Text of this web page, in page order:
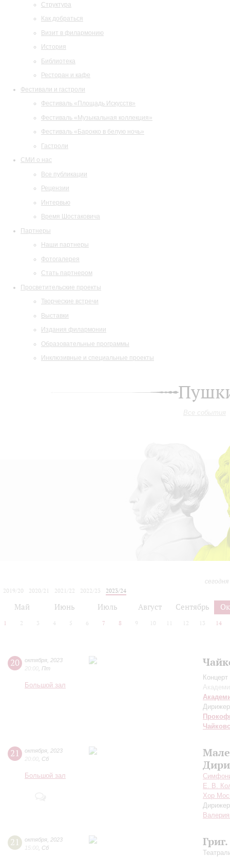
Структура
Как добраться
Визит в филармонию
История
Библиотека
Ресторан и кафе
Фестивали и гастроли
Фестиваль «Площадь Искусств»
Фестиваль «Музыкальная коллекция»
Фестиваль «Барокко в белую ночь»
Гастроли
СМИ о нас
Все публикации
Рецензии
Интервью
Время Шостаковича
Партнеры
Наши партнеры
Фотогалерея
Стать партнером
Просветительские проекты
Творческие встречи
Выставки
Издания филармонии
Образовательные программы
Инклюзивные и специальные проекты
Все события
2019/20
2020/21 2021/22 2022/23
2023/24
Май Июнь Июль Август Сентябрь
1 2 3 4 5 6 7 8 9 10 12 13 14
20 октября 2023
20:00 Пт
Большой зал
21 октября 2023
20:00 Сб
Большой зал
Е. В.
Хор
21 октября 2023
15:00 Сб